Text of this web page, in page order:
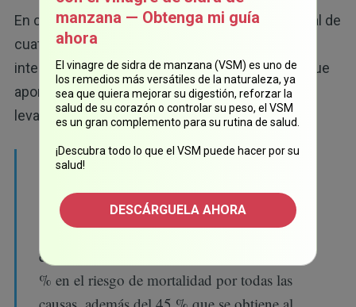
En concreto, las personas que realizaban un total de
cuatro a siete horas de entrenamiento de gran
intensidad empezaron a perder los beneficios que
aporta hacer ejercicio. Según James O'Keefe,
levantar un mayor peso no siempre es lo mejor:
"Siempre me ha gustado el entrenamiento de
depende de la cantidad. Cuando vemos a las
personas que hacen entrenamiento de fuerza,
encontramos una reducción adicional del 19
% en el riesgo de mortalidad por todas las
manzana — Obtenga mi guía
ahora
El vinagre de sidra de manzana (VSM) es uno de
los remedios más versátiles de la naturaleza, ya
sea que quiera mejorar su digestión, reforzar la
salud de su corazón o controlar su peso, el VSM
es un gran complemento para su rutina de salud.
¡Descubra todo lo que el VSM puede hacer por su
salud!
DESCÁRGUELA AHORA